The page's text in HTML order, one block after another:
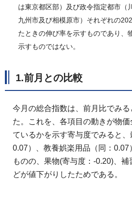
は東京都区部）及び政令指定都市（
九州市及び相模原市）それぞれの
たときの伸び率を示すものであり、
示すものではない。
1.前月との比較
今月の総合指数は、前月比でみ
た。これを、各項目の動きが物
ているかを示す寄与度でみると、
0.07）、教養娯楽用品（同：0.07
ものの、果物(寄与度：-0.20)、
どが値下がりしたためである。